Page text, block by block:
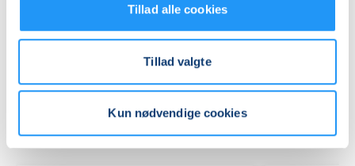
Tillad alle cookies
Tillad valgte
Kun nødvendige cookies
Relaterede hold